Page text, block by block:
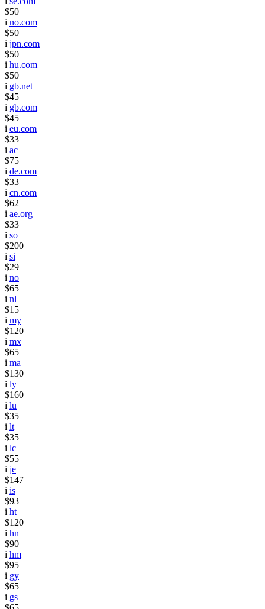
$50
i no.com
$50
i jpn.com
$50
i hu.com
$50
i gb.net
$45
i gb.com
$45
i eu.com
$33
i ac
$75
i de.com
$33
i cn.com
$62
i ae.org
$33
i so
$200
i si
$29
i no
$65
i nl
$15
i my
$120
i mx
$65
i ma
$130
i ly
$160
i lu
$35
i lt
$35
i lc
$55
i je
$147
i is
$93
i ht
$120
i hn
$90
i hm
$95
i gy
$65
i gs